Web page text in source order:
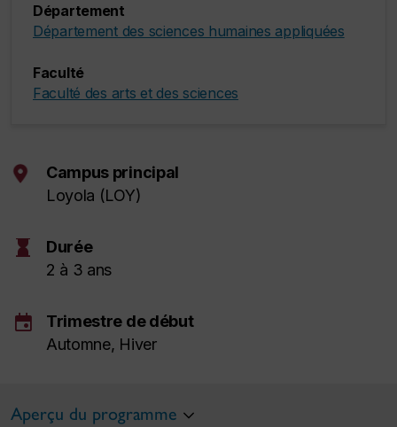
Département
Département des sciences humaines appliquées
Faculté
Faculté des arts et des sciences
Campus principal
Loyola (LOY)
hourglass
Durée
2 à 3 ans
event
Trimestre de début
Automne, Hiver
Aperçu du programme